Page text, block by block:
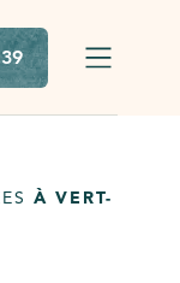
À VERT-